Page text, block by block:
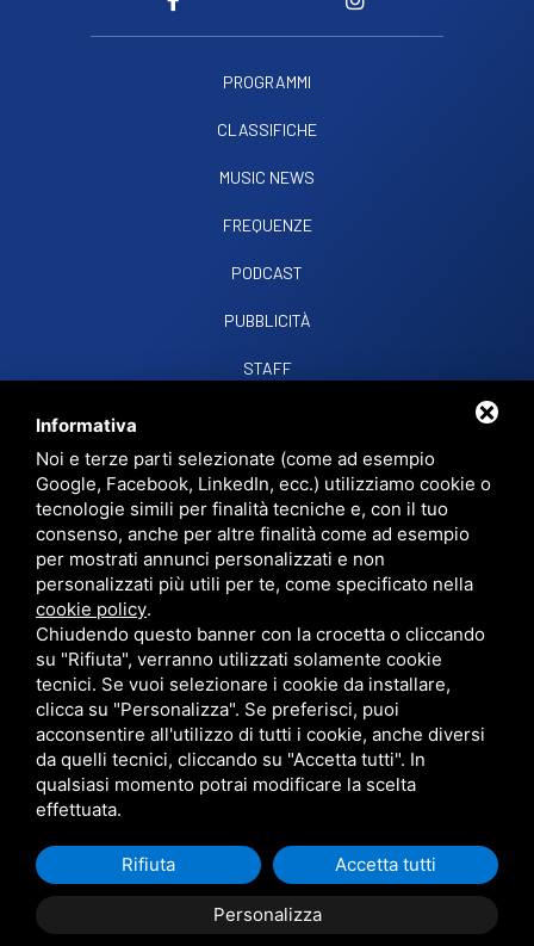
PROGRAMMI
CLASSIFICHE
MUSIC NEWS
FREQUENZE
PODCAST
PUBBLICITÀ
STAFF
RADIO SOUND SNCVIALE PAPA GIOVANNI XXIII, 39, 44021 CODIGORO FE
D.L. 34/2019 EROG. PUBBLICHE
PRIVACY•SITEMAP• QUESTO SITO È PROTETTO DA GOOGLE RECAPTCHA
V3,PRIVACY POLICYETERMS OF SERVICEDI GOOGLE.
Informativa
Noi e terze parti selezionate (come ad esempio
Google, Facebook, LinkedIn, ecc.) utilizziamo cookie o
tecnologie simili per finalità tecniche e, con il tuo
consenso, anche per altre finalità come ad esempio
per mostrati annunci personalizzati e non
personalizzati più utili per te, come specificato nella
cookie policy.
Chiudendo questo banner con la crocetta o cliccando
su "Rifiuta", verranno utilizzati solamente cookie
tecnici. Se vuoi selezionare i cookie da installare,
clicca su "Personalizza". Se preferisci, puoi
acconsentire all'utilizzo di tutti i cookie, anche diversi
da quelli tecnici, cliccando su "Accetta tutti". In
qualsiasi momento potrai modificare la scelta
effettuata.
Personalizza
Rifiuta Accetta tutti